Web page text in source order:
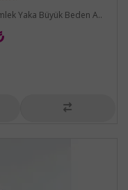
Yaka Büyük Beden A..